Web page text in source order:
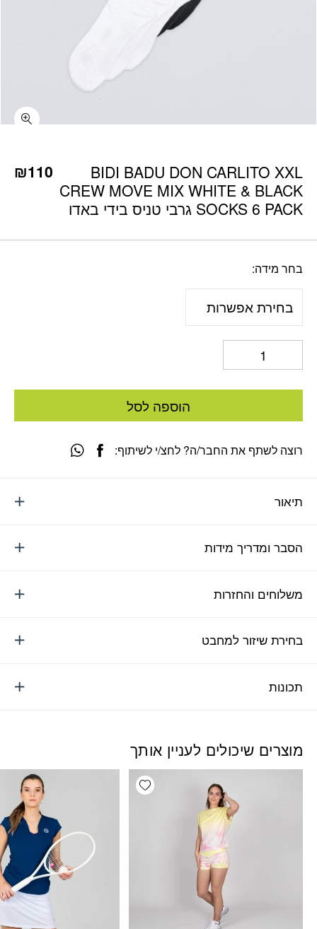
BIDI BADU DON CARLITO XXL
CREW MOVE MIX WHITE & BLACK
SOCKS 6 PACK גרבי טניס בידי באדו
₪110
בחר מידה
הוספה לסל
תיאור
הסבר ומדריך מידות
משלוחים והחזרות
בחירת שיזור למחבט
תכונות
רוצה לשתף את החבר/ה? לחצ/י לשיתוף:
מוצרים שיכולים לעניין אותך
Add wishlist